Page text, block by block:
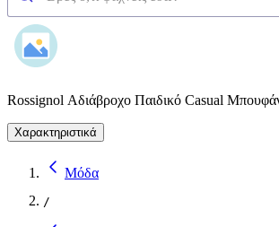
Rossignol Αδιάβροχο Παιδικό Casual
Χαρακτηριστικά
Μόδα
/